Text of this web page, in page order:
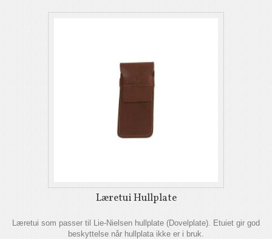
Læretui Hullplate
Læretui som passer til Lie-Nielsen hullplate (Dovelplate). Etuiet gir god
beskyttelse når hullplata ikke er i bruk.